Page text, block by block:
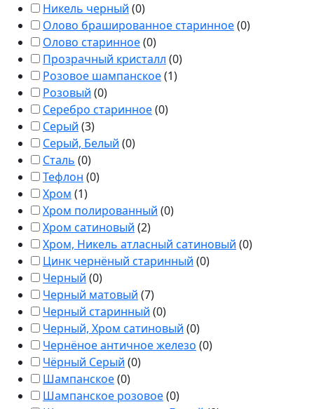
Никель черный (0)
Олово брашированное старинное(0)
Олово старинное(0)
Прозрачный кристалл (0)
Розовое шампанское(1)
Розовый (0)
Серебро старинное(0)
Серый (3)
Серый, Белый (0)
Сталь (0)
Тефлон (0)
Хром (1)
Хром полированный (0)
Хром сатиновый (2)
Хром, Никель атласный сатиновый (0)
Цинк чернёный старинный (0)
Черный (0)
Черный матовый (7)
Черный старинный (0)
Черный, Хром сатиновый (0)
Чернёное античное железо (0)
Чёрный Серый (0)
Шампанское(0)
Шампанское розовое(0)